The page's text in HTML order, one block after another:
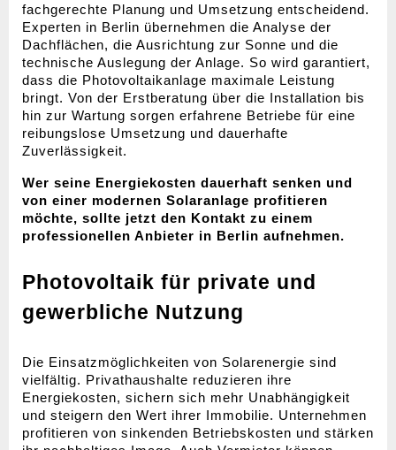
fachgerechte Planung und Umsetzung entscheidend.
Experten in Berlin übernehmen die Analyse der
Dachflächen, die Ausrichtung zur Sonne und die
technische Auslegung der Anlage. So wird garantiert,
dass die Photovoltaikanlage maximale Leistung
bringt. Von der Erstberatung über die Installation bis
hin zur Wartung sorgen erfahrene Betriebe für eine
reibungslose Umsetzung und dauerhafte
Zuverlässigkeit.
Wer seine Energiekosten dauerhaft senken und
von einer modernen Solaranlage profitieren
möchte, sollte jetzt den Kontakt zu einem
professionellen Anbieter in Berlin aufnehmen.
Photovoltaik für private und
gewerbliche Nutzung
Die Einsatzmöglichkeiten von Solarenergie sind
vielfältig. Privathaushalte reduzieren ihre
Energiekosten, sichern sich mehr Unabhängigkeit
und steigern den Wert ihrer Immobilie. Unternehmen
profitieren von sinkenden Betriebskosten und stärken